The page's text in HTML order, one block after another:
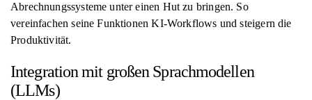
Abrechnungssysteme unter einen Hut zu bringen. So
vereinfachen seine Funktionen KI-Workflows und steigern die
Produktivität.
Integration mit großen Sprachmodellen
(LLMs)